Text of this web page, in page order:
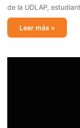
de la UDLAP,
Leer más »